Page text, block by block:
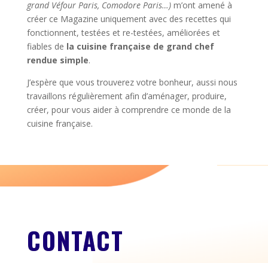
grand Véfour Paris, Comodore Paris…)m’ont amené à
créer ce Magazine uniquement avec des recettes qui
fonctionnent, testées et re-testées, améliorées et
fiables de la cuisine française de grand chef
rendue simple.
J’espère que vous trouverez votre bonheur, aussi nous
travaillons régulièrement afin d’aménager, produire,
créer, pour vous aider à comprendre ce monde de la
cuisine française.
CONTACT